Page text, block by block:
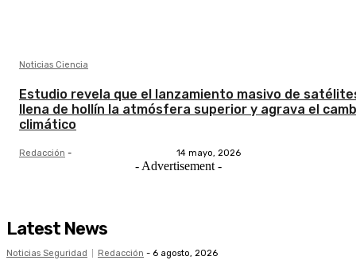
Noticias Ciencia
Estudio revela que el lanzamiento masivo de
llena de hollín la atmósfera superior y agrava el
climático
Redacción - 14 mayo, 2026
- Advertisement -
Latest News
Noticias Seguridad Redacción - 6 agosto, 2026